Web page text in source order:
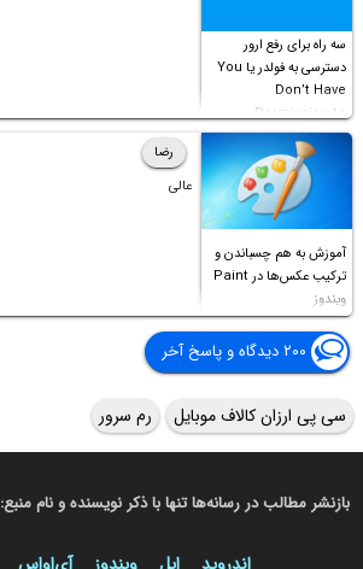
سه راه برای رفع ارور
دسترسی به فولدر یا You
Don’t Have
Permission to
Access this folder
آموزش به هم چسباندن و
ترکیب عکس‌ها در Paint
ویندوز
رضا
عالی
۲۰۰ دیدگاه و پاسخ آخر
سی پی ارزان کالاف موبایل رم سرور
بازنشر مطالب در رسانه‌ها تنها با ذکر نویسنده و نام منبع: